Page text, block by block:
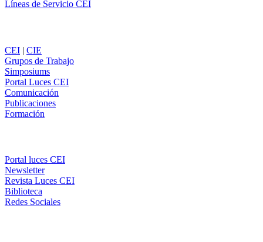
Líneas de Servicio CEI
CEI | CIE
Grupos de Trabajo
Simposiums
Portal Luces CEI
Comunicación
Publicaciones
Formación
Portal luces CEI
Newsletter
Revista Luces CEI
Biblioteca
Redes Sociales